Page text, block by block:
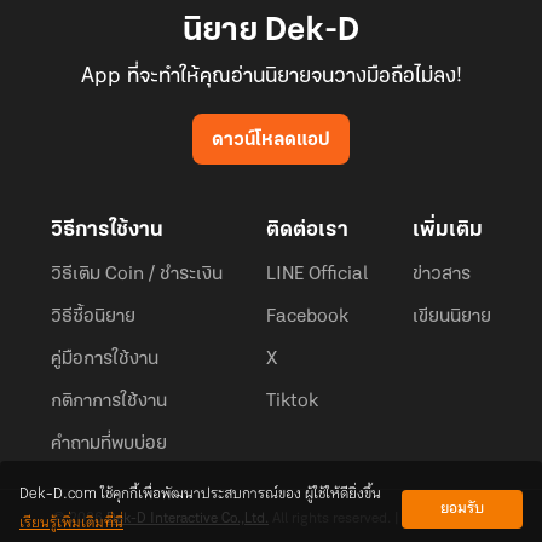
นิยาย Dek-D
App ที่จะทำให้คุณอ่านนิยายจนวางมือถือไม่ลง!
ดาวน์โหลดแอป
วิธีการใช้งาน
วิธีเติม Coin / ชำระเงิน
วิธีซื้อนิยาย
คู่มือการใช้งาน
กติกาการใช้งาน
คำถามที่พบบ่อย
ติดต่อเรา
LINE Official
Facebook
X
Tiktok
เพิ่มเติม
ข่าวสาร
เขียนนิยาย
© 2026Dek-D Interactive Co.,Ltd.
Dek-D.com ใช้คุกกี้เพื่อพัฒนาประสบการณ์ของ ผู้ใช้ให้ดียิ่งขึ้น
เรียนรู้เพิ่มเติมที่นี่
ยอมรับ